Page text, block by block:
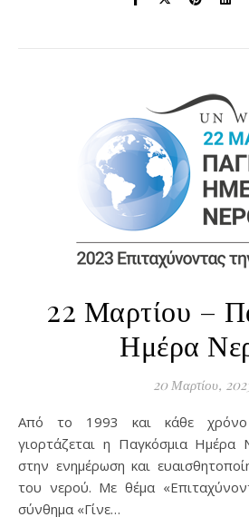
22 Μαρτίου –
Ημέρα
20 Μαρτίου,
Από το 1993 και κάθε χρόνο στις 22 Μαρτίου
γιορτάζεται η Παγκόσμια Ημέρα
στην ενημέρωση και
του νερού. Με θέμα
σύνθημα «Γίνε…